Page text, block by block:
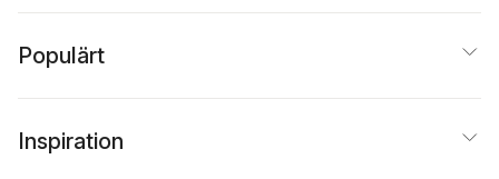
Populärt
Inspiration